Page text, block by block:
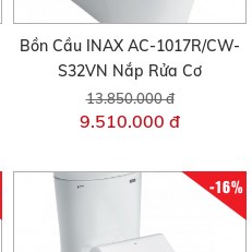
Bồn Cầu INAX AC-1017R/CW-
S32VN Nắp Rửa Cơ
13.850.000 đ
9.510.000 đ
-16%